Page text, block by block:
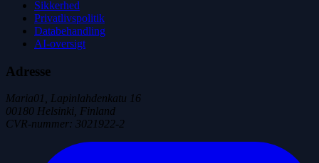
Sikkerhed
Privatlivspolitik
Databehandling
AI-oversigt
Adresse
Maria01, Lapinlahdenkatu 16
00180 Helsinki, Finland
CVR-nummer: 3021922-2